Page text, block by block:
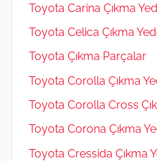
Toyota Carina Çıkma
Toyota Celica Çıkma
Toyota Çıkma Parçalar
Toyota Corolla Çıkma
Toyota Corolla Cross
Toyota Corona Çıkma
Toyota Cressida Çıkma